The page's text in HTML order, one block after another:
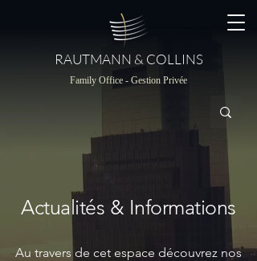
RAUTMANN & COLLINS
Family Office - Gestion Privée
Actualités & Informations
Au travers de cet espace découvrez nos